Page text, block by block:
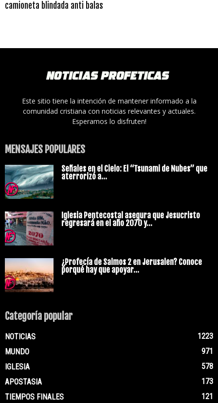
camioneta blindada anti balas
Este sitio tiene la intención de mantener informado a la
comunidad cristiana con noticias relevantes y actuales.
Esperamos lo disfruten!
MENSAJES POPULARES
Señales en el Cielo: El “Tsunami de Nubes” que
aterrorizó a...
Iglesia Pentecostal asegura que Jesucristo
regresará en el año 2070 y...
¿Profecía de Salmos 2 en Jerusalen? Conoce
porqué hay que apoyar...
Categoría popular
NOTICIAS
1223
MUNDO
971
IGLESIA
578
APOSTASIA
173
TIEMPOS FINALES
121